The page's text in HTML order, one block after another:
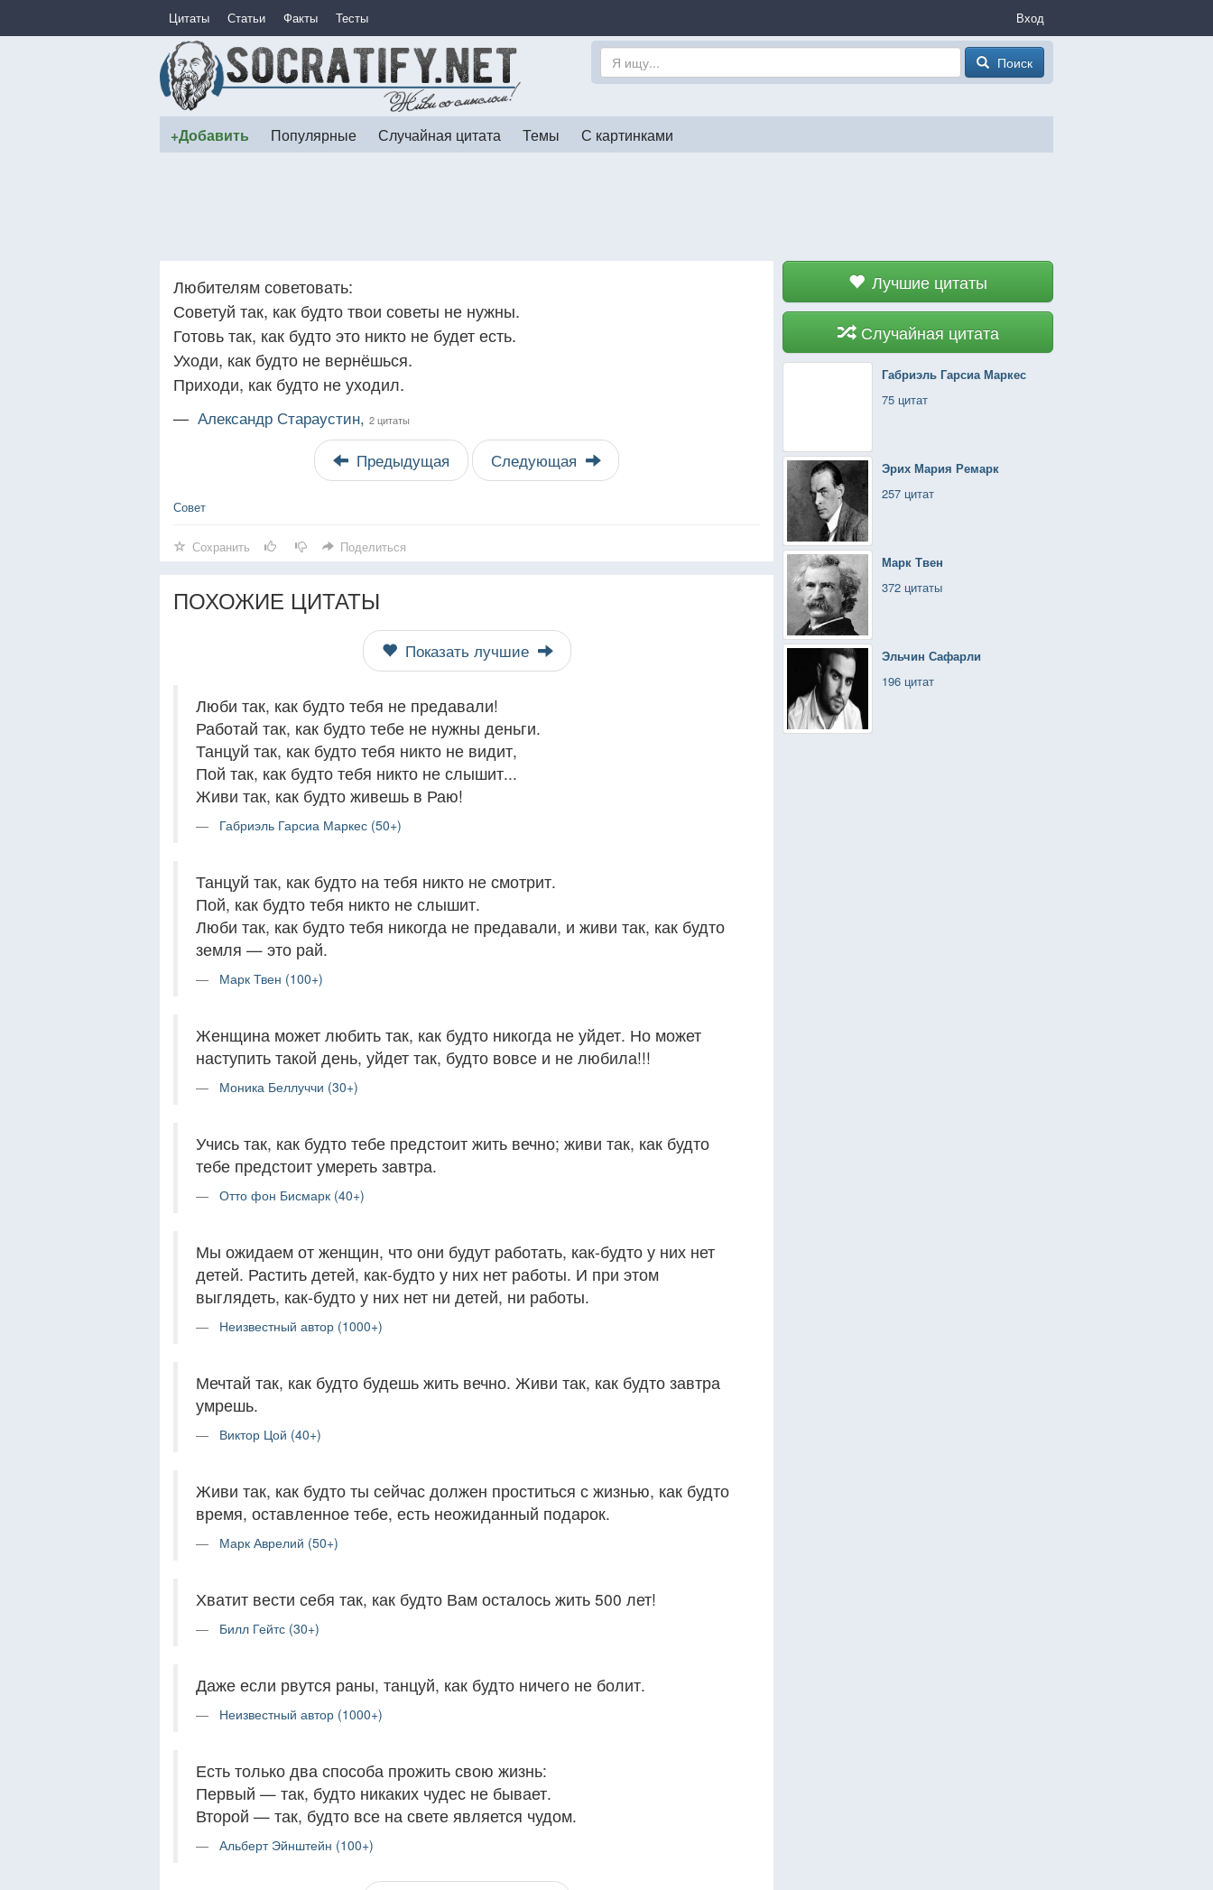
Цитаты Статьи Факты Тесты Вход
Поиск
+Добавить Популярные Случайная цитата Темы С картинками
Лучшие цитаты
Случайная цитата
Габриэль Гарсиа Маркес
75 цитат
Эрих Мария Ремарк
257 цитат
Марк Твен
372 цитаты
Эльчин Сафарли
196 цитат
Любителям советовать:
Советуй так, как будто твои советы не нужны.
Готовь так, как будто это никто не будет есть.
Уходи, как будто не вернёшься.
Приходи, как будто не уходил.
— Александр Стараустин, 2 цитаты
Предыдущая Следующая
Совет
Сохранить Поделиться
ПОХОЖИЕ ЦИТАТЫ
Показать лучшие
Люби так, как будто тебя не предавали!
Работай так, как будто тебе не нужны деньги.
Танцуй так, как будто тебя никто не видит,
Пой так, как будто тебя никто не слышит...
Живи так, как будто живешь в Раю!
Габриэль Гарсиа Маркес (50+)
Танцуй так, как будто на тебя никто не смотрит.
Пой, как будто тебя никто не слышит.
Люби так, как будто тебя никогда не предавали, и живи так, как будто
земля — это рай.
Марк Твен (100+)
Женщина может любить так, как будто никогда не уйдет. Но может
наступить такой день, уйдет так, будто вовсе и не любила!!!
Моника Беллуччи (30+)
Учись так, как будто тебе предстоит жить вечно; живи так, как будто
тебе предстоит умереть завтра.
Отто фон Бисмарк (40+)
Мы ожидаем от женщин, что они будут работать, как-будто у них нет
детей. Растить детей, как-будто у них нет работы. И при этом
выглядеть, как-будто у них нет ни детей, ни работы.
Неизвестный автор (1000+)
Мечтай так, как будто будешь жить вечно. Живи так, как будто завтра
умрешь.
Виктор Цой (40+)
Живи так, как будто ты сейчас должен проститься с жизнью, как будто
время, оставленное тебе, есть неожиданный подарок.
Марк Аврелий (50+)
Хватит вести себя так, как будто Вам осталось жить 500 лет!
Билл Гейтс (30+)
Даже если рвутся раны, танцуй, как будто ничего не болит.
Неизвестный автор (1000+)
Есть только два способа прожить свою жизнь:
Первый — так, будто никаких чудес не бывает.
Второй — так, будто все на свете является чудом.
Альберт Эйнштейн (100+)